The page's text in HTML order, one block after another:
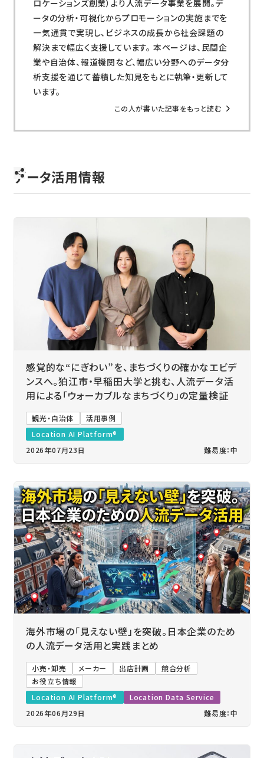
ロケーションズ創業）より人流データ事業を展開。デ
ータの分析・可視化からプロモーションの実施までを
一気通貫で実現し、ビジネスの成長から社会課題の
解決まで幅広く支援しています。 本ページは、民間企
業や自治体、報道機関など、幅広い分野へのデータ分
析支援を通じて蓄積した知見をもとに執筆・更新して
います。
この人が書いた記事をもっと読む
データ活用情報
感覚的な“にぎわい”を、まちづくりの確かなエビデ
ンスへ。狛江市・早稲田大学と挑む、人流データ活
用による「ウォーカブルなまちづくり」の定量検証
観光・自治体
活用事例
Location AI Platform®
2026年07月23日
難易度：中
海外市場の「見えない壁」を突破。日本企業のため
の人流データ活用と実践まとめ
小売・卸売 メーカー 出店計画
競合分析
お役立ち情報
Location AI Platform®
Location Data Service
2026年06月29日
難易度：中